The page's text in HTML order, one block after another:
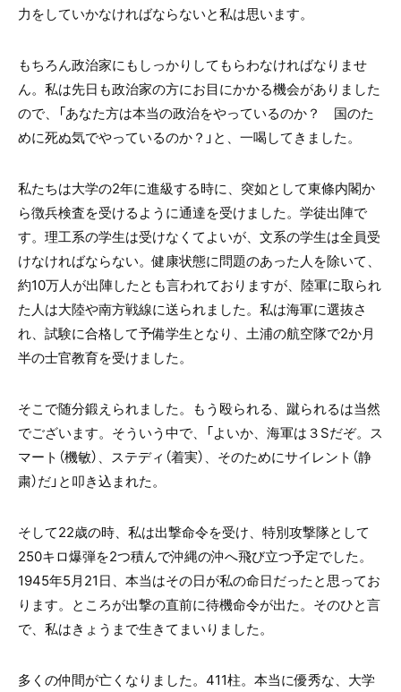
力をしていかなければならないと私は思います。
もちろん政治家にもしっかりしてもらわなければなりませ
ん。私は先日も政治家の方にお目にかかる機会がありました
ので、「あなた方は本当の政治をやっているのか？ 国のた
めに死ぬ気でやっているのか？」と、一喝してきました。
私たちは大学の2年に進級する時に、突如として東條内閣か
ら徴兵検査を受けるように通達を受けました。学徒出陣で
す。理工系の学生は受けなくてよいが、文系の学生は全員受
けなければならない。健康状態に問題のあった人を除いて、
約10万人が出陣したとも言われておりますが、陸軍に取られ
た人は大陸や南方戦線に送られました。私は海軍に選抜さ
れ、試験に合格して予備学生となり、土浦の航空隊で2か月
半の士官教育を受けました。
そこで随分鍛えられました。もう殴られる、蹴られるは当然
でございます。そういう中で、「よいか、海軍は３Sだぞ。ス
マート（機敏）、ステディ（着実）、そのためにサイレント（静
粛）だ」と叩き込まれた。
そして22歳の時、私は出撃命令を受け、特別攻撃隊として
250キロ爆弾を2つ積んで沖縄の沖へ飛び立つ予定でした。
1945年5月21日、本当はその日が私の命日だったと思ってお
ります。ところが出撃の直前に待機命令が出た。そのひと言
で、私はきょうまで生きてまいりました。
多くの仲間が亡くなりました。411柱。本当に優秀な、大学